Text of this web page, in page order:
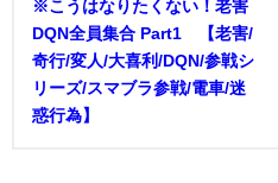
※こうはなりたくない！老害
DQN全員集合 Part1 【老害/
奇行/変人/大喜利/DQN/参戦シ
リーズ/スマブラ参戦/電車/迷
惑行為】